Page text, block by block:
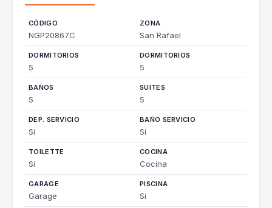
CÓDIGO
NGP20867C
ZONA
San Rafael
DORMITORIOS
5
DORMITORIOS
5
BAÑOS
5
SUITES
5
DEP. SERVICIO
Si
BAÑO SERVICIO
Si
TOILETTE
Si
COCINA
Cocina
GARAGE
Garage
PISCINA
Si